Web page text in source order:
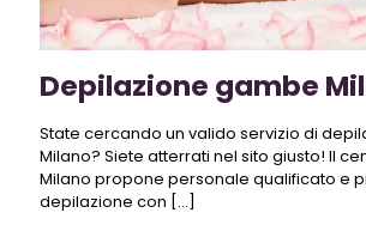
Depilazione gambe
State cercando un valido servizio di
Milano? Siete atterrati nel sito giusto! Il
Milano propone personale qualificato e
depilazione con […]